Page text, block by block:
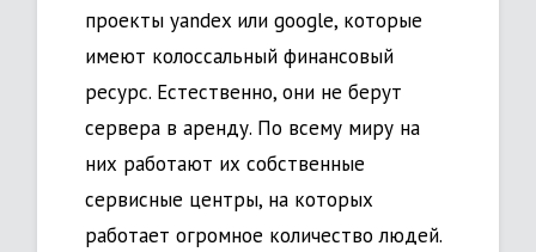
проекты yandex или google, которые
имеют колоссальный финансовый
ресурс. Естественно, они не берут
сервера в аренду. По всему миру на
них работают их собственные
сервисные центры, на которых
работает огромное количество людей.